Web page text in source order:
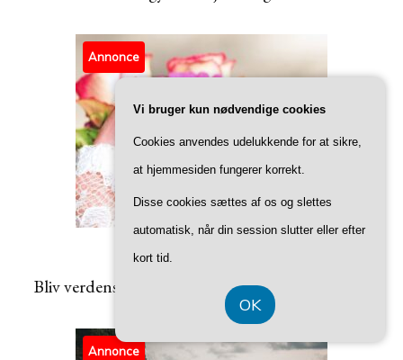
Annonce
Bliv verdensmester i negle med de her 9 punkter
Annonce
Vi bruger kun nødvendige cookies
Cookies anvendes udelukkende for at sikre,
at hjemmesiden fungerer korrekt.
Disse cookies sættes af os og slettes
automatisk, når din session slutter eller efter
kort tid.
OK